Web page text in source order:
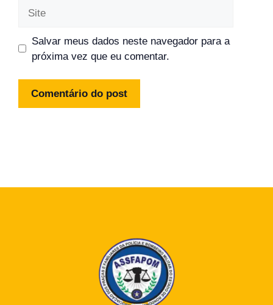
Salvar meus dados neste navegador para a
próxima vez que eu comentar.